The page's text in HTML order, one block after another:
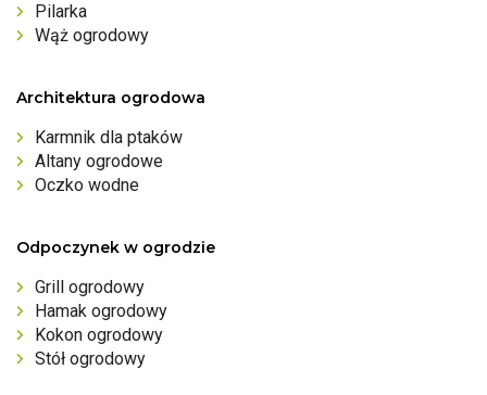
Pilarka
Wąż ogrodowy
Architektura ogrodowa
Karmnik dla ptaków
Altany ogrodowe
Oczko wodne
Odpoczynek w ogrodzie
Grill ogrodowy
Hamak ogrodowy
Kokon ogrodowy
Stół ogrodowy